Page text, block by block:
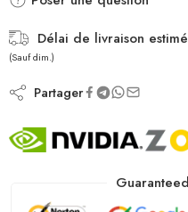
Délai de livraison
(Sauf dim.)
Partager